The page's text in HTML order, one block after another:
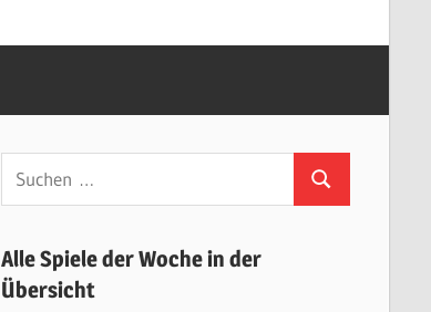
Suchen
nach:
Suchen
Alle Spiele der Woche in der
Übersicht